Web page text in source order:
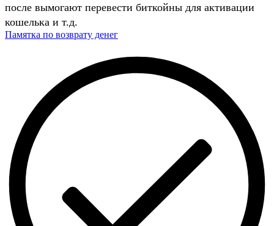
после вымогают перевести биткойны для активации
кошелька и т.д.
Памятка по возврату денег